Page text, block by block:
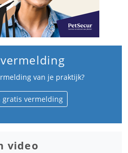
van je praktijk?
gratis vermelding
video